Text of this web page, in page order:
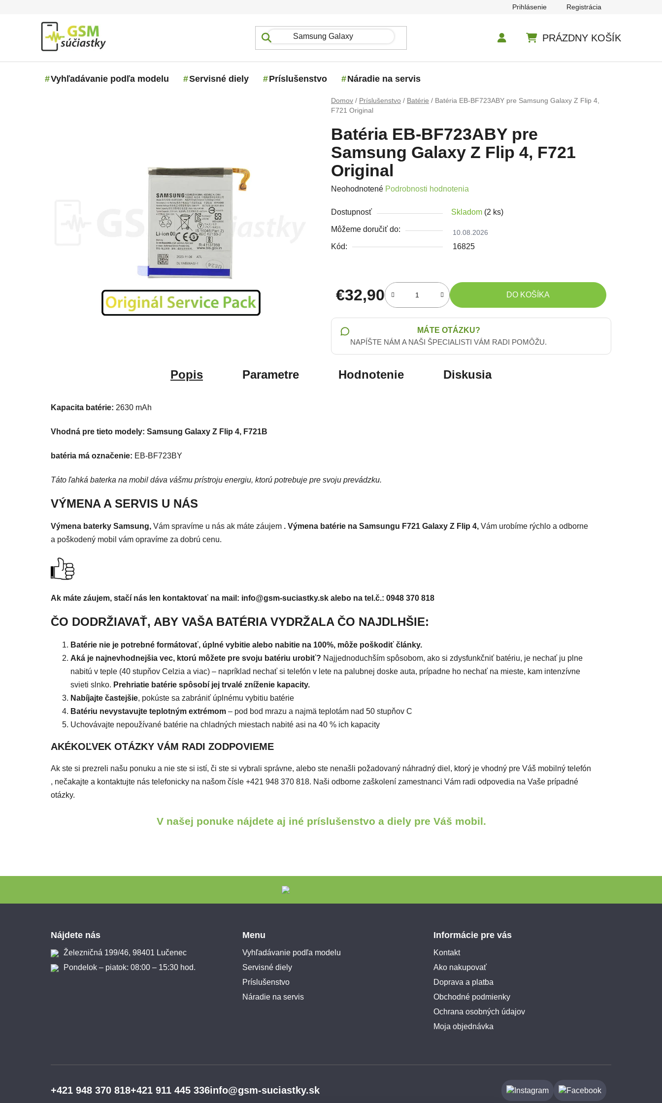
Prihlásenie Registrácia
PRÁZDNY KOŠÍK
Vyhľadávanie podľa modelu Servisné diely Príslušenstvo Náradie na servis
Domov / Príslušenstvo / Batérie / Batéria EB-BF723ABY pre Samsung Galaxy Z Flip 4,
F721 Original
Batéria EB-BF723ABY pre
Samsung Galaxy Z Flip 4, F721
Original
Priemerné hodnotenie produktu je 0,0 z 5 hviezdičiek.
Neohodnotené Podrobnosti hodnotenia
Dostupnosť Skladom (2 ks)
Môžeme doručiť do: 10.08.2026
Kód: 16825
€32,90
Jednotková cena:
DO KOŠÍKA
MÁTE OTÁZKU?
NAPÍŠTE NÁM A NAŠI ŠPECIALISTI VÁM RADI POMÔŽU.
Popis Parametre Hodnotenie Diskusia
Kapacita batérie: 2630 mAh
Vhodná pre tieto modely: Samsung Galaxy Z Flip 4, F721B
batéria má označenie: EB-BF723BY
Táto ľahká baterka na mobil dáva vášmu prístroju energiu, ktorú potrebuje pre svoju prevádzku.
VÝMENA A SERVIS U NÁS
Výmena baterky Samsung, Vám spravíme u nás ak máte záujem . Výmena batérie na Samsungu F721 Galaxy Z Flip 4, Vám urobíme rýchlo a odborne
a poškodený mobil vám opravíme za dobrú cenu.
Ak máte záujem, stačí nás len kontaktovať na mail: info@gsm-suciastky.sk alebo na tel.č.: 0948 370 818
ČO DODRŽIAVAŤ, ABY VAŠA BATÉRIA VYDRŽALA ČO NAJDLHŠIE:
Batérie nie je potrebné formátovať, úplné vybitie alebo nabitie na 100%, môže poškodiť články.
Aká je najnevhodnejšia vec, ktorú môžete pre svoju batériu urobiť? Najjednoduchším spôsobom, ako si zdysfunkčniť batériu, je nechať ju plne
nabitú v teple (40 stupňov Celzia a viac) – napríklad nechať si telefón v lete na palubnej doske auta, prípadne ho nechať na mieste, kam intenzívne
svieti slnko. Prehriatie batérie spôsobí jej trvalé zníženie kapacity.
Nabíjajte častejšie, pokúste sa zabrániť úplnému vybitiu batérie
Batériu nevystavujte teplotným extrémom – pod bod mrazu a najmä teplotám nad 50 stupňov C
Uchovávajte nepoužívané batérie na chladných miestach nabité asi na 40 % ich kapacity
AKÉKOĽVEK OTÁZKY VÁM RADI ZODPOVIEME
Ak ste si prezreli našu ponuku a nie ste si istí, či ste si vybrali správne, alebo ste nenašli požadovaný náhradný diel, ktorý je vhodný pre Váš mobilný telefón
, nečakajte a kontaktujte nás telefonicky na našom čísle +421 948 370 818. Naši odborne zaškolení zamestnanci Vám radi odpovedia na Vaše prípadné
otázky.
V našej ponuke nájdete aj iné príslušenstvo a diely pre Váš mobil.
Nájdete nás
Železničná 199/46, 98401 Lučenec
Pondelok – piatok: 08:00 – 15:30 hod.
Menu
Vyhľadávanie podľa modelu
Servisné diely
Príslušenstvo
Náradie na servis
Informácie pre vás
Kontakt
Ako nakupovať
Doprava a platba
Obchodné podmienky
Ochrana osobných údajov
Moja objednávka
+421 948 370 818+421 911 445 336info@gsm-suciastky.sk